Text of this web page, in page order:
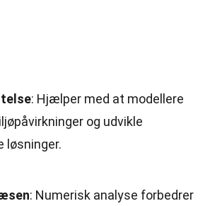
: Hjælper med at modellere
og udvikle
løsninger.
: Numerisk analyse forbedrer